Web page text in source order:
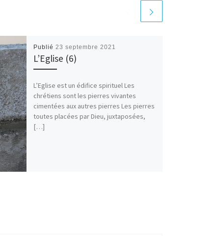
Publié 23 septembre 2021
L’Eglise (6)
L’Eglise est un édifice spirituel Les
chrétiens sont les pierres vivantes
cimentées aux autres pierres Les pierres
toutes placées par Dieu, juxtaposées,
[…]